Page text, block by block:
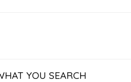
YOU SEARCH